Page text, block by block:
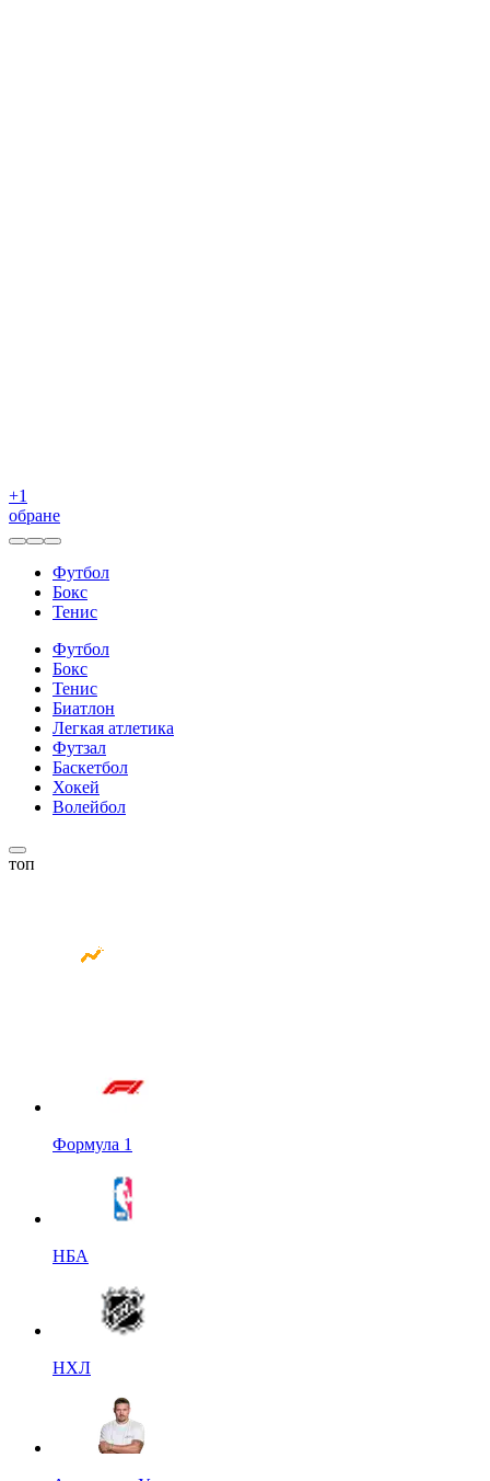
+1
обране
Футбол
Бокс
Тенис
Футбол
Бокс
Тенис
Биатлон
Легкая атлетика
Футзал
Баскетбол
Хокей
Волейбол
топ
Формула 1
НБА
НХЛ